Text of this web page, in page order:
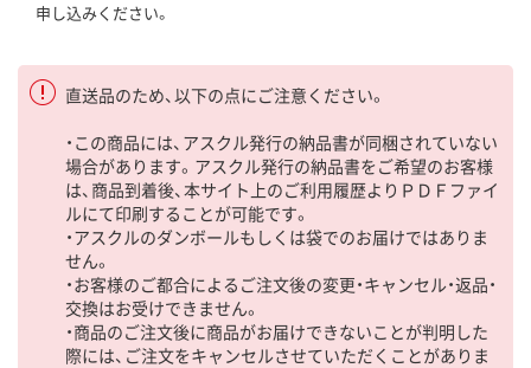
申し込みください。
直送品のため、以下の点にご注意ください。
・この商品には、アスクル発行の納品書が同梱されていない
場合があります。アスクル発行の納品書をご希望のお客様
は、商品到着後、本サイト上のご利用履歴よりＰＤＦファイ
ルにて印刷することが可能です。
・アスクルのダンボールもしくは袋でのお届けではありま
せん。
・お客様のご都合によるご注文後の変更・キャンセル・返品・
交換はお受けできません。
・商品のご注文後に商品がお届けできないことが判明した
際には、ご注文をキャンセルさせていただくことがありま